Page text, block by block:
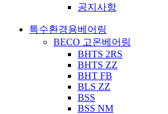
공지사항
특수환경용베어링
BECO 고온베어링
BHTS 2RS
BHTS ZZ
BHT FB
BLS ZZ
BSS
BSS NM